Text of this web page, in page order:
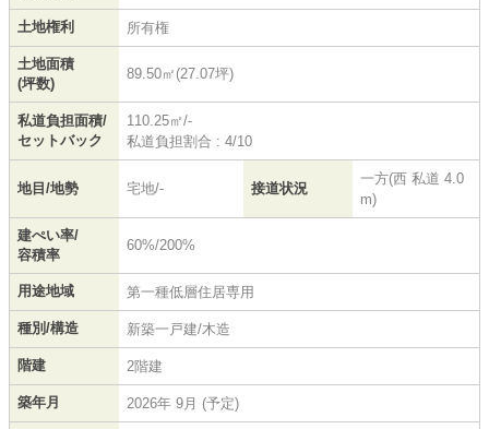
土地権利 所有権
土地面積
(坪数)
89.50㎡(27.07坪)
私道負担面積/
セットバック
110.25㎡/-
私道負担割合 : 4/10
地目/地勢 宅地/- 接道状況
一方(西 私道 4.0
m)
建ぺい率/
容積率
60%/200%
用途地域 第一種低層住居専用
種別/構造 新築一戸建/木造
階建 2階建
築年月 2026年 9月 (予定)